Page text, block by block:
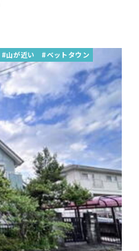
#山が近い #ベットタウン